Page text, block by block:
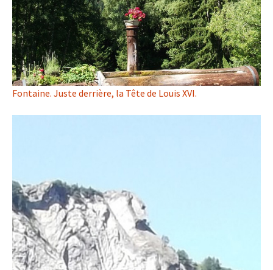
Fontaine. Juste derrière, la Tête de Louis XVI.